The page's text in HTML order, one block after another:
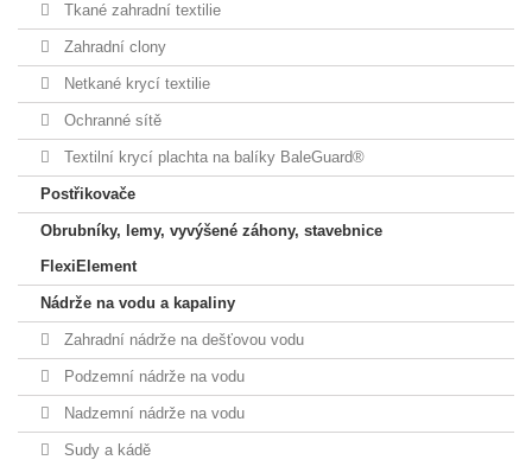
Tkané zahradní textilie
Zahradní clony
Netkané krycí textilie
Ochranné sítě
Textilní krycí plachta na balíky BaleGuard®
Postřikovače
Obrubníky, lemy, vyvýšené záhony, stavebnice
FlexiElement
Nádrže na vodu a kapaliny
Zahradní nádrže na dešťovou vodu
Podzemní nádrže na vodu
Nadzemní nádrže na vodu
Sudy a kádě